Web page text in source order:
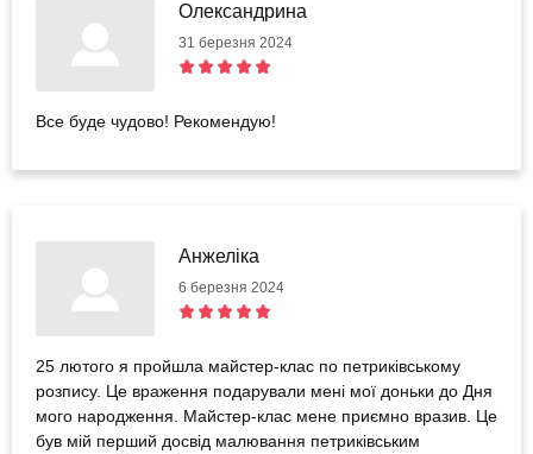
Олександрина
31 березня 2024
Все буде чудово! Рекомендую!
Анжеліка
6 березня 2024
25 лютого я пройшла майстер-клас по петриківському
розпису. Це враження подарували мені мої доньки до Дня
мого народження. Майстер-клас мене приємно вразив. Це
був мій перший досвід малювання петриківським